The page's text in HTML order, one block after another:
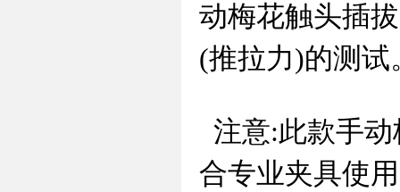
动梅花触头插
(推拉力)的测试
注意:此款手
合专业夹具使